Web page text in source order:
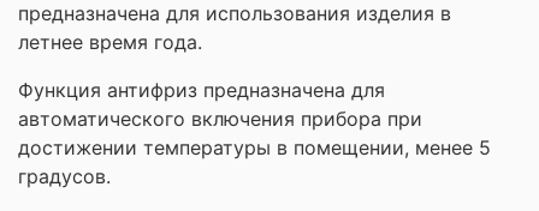
предназначена для использования изделия в
летнее время года.
Функция антифриз предназначена для
автоматического включения прибора при
достижении температуры в помещении, менее 5
градусов.